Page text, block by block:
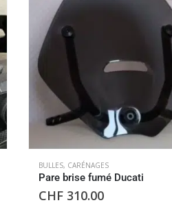
BULLES, CARÉNAGES
Pare brise fumé Ducati
CHF 310.00